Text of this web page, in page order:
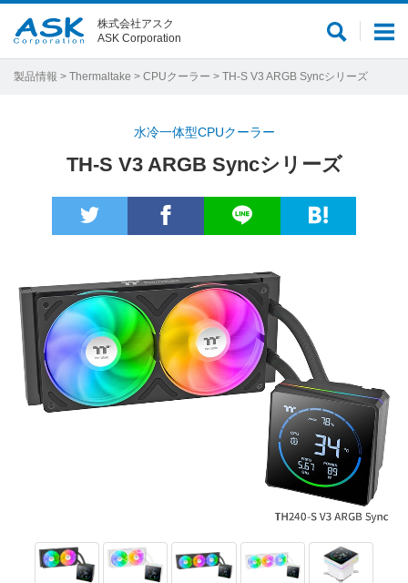
メ
サ
ト
株式会社アスク
ASK Corporation
製品情報 > Thermaltake > CPUクーラー > TH-S V3 ARGB Syncシリーズ
水冷一体型CPUクーラー
TH-S V3 ARGB Syncシリーズ